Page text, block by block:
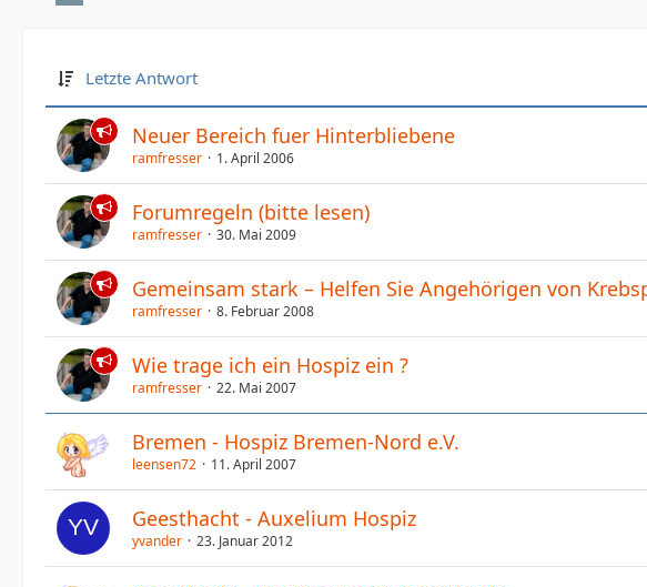
Letzte Antwort
Neuer Bereich fuer Hinterbliebene
ramfresser 1. April 2006
Forumregeln (bitte lesen)
ramfresser 30. Mai 2009
Gemeinsam stark – Helfen Sie Angehörigen von
ramfresser 8. Februar 2008
Wie trage ich ein Hospiz ein ?
ramfresser 22. Mai 2007
Bremen - Hospiz Bremen-Nord e.V.
leensen72 11. April 2007
Geesthacht - Auxelium Hospiz
yvander 23. Januar 2012